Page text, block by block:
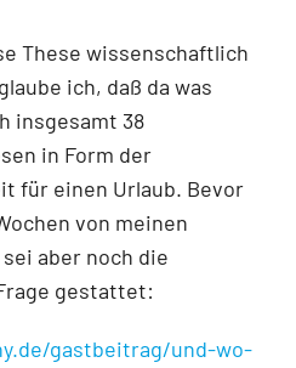
These wissenschaftlich
ich, daß da was
insgesamt 38
in Form der
für einen Urlaub. Bevor
von meinen
aber noch die
gestattet:
gastbeitrag/und-wo-